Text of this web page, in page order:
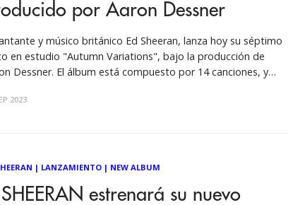
por Aaron Dessner
y músico británico Ed Sheeran, lanza hoy su séptimo
en estudio "Autumn Variations", bajo la producción de
Dessner. El álbum está compuesto por 14 canciones, y
momento difícil a principios del
2023
| LANZAMIENTO| NEW ALBUM
estrenará su nuevo